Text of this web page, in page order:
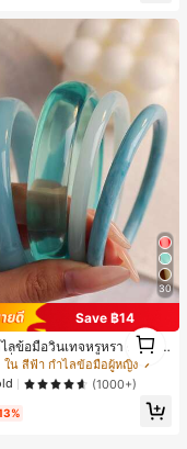
30
Save ฿14
ลข้อมือวินเทจหรูหรา ดีไซน์มิ
น เหมาะสำหรับใส่ในชีวิตปร
คริลิก เหมาะสำหรับใส่ในชีวิ
นและงานปาร์ตี้ ของขวัญสำห
ใน สีฟ้า กำไลข้อมือผู้หญิง
(1000+)
1
1